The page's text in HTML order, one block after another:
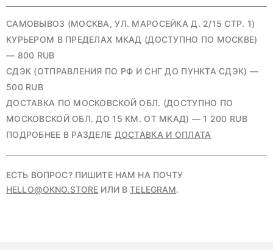
САМОВЫВОЗ (МОСКВА, УЛ. МАРОСЕЙКА Д. 2/15 СТР. 1)
КУРЬЕРОМ В ПРЕДЕЛАХ МКАД (ДОСТУПНО ПО МОСКВЕ)
— 800 RUB
СДЭК (ОТПРАВЛЕНИЯ ПО РФ И СНГ ДО ПУНКТА СДЭК) —
500 RUB
ДОСТАВКА ПО МОСКОВСКОЙ ОБЛ. (ДОСТУПНО ПО
МОСКОВСКОЙ ОБЛ. ДО 15 КМ. ОТ МКАД) — 1 200 RUB
ПОДРОБНЕЕ В РАЗДЕЛЕ ДОСТАВКА И ОПЛАТА
ЕСТЬ ВОПРОС? ПИШИТЕ НАМ НА ПОЧТУ
HELLO@OKNO.STORE ИЛИ ВTELEGRAM.